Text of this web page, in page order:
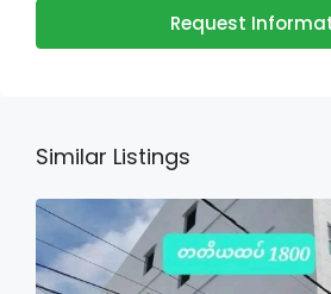
Request
Similar Listings